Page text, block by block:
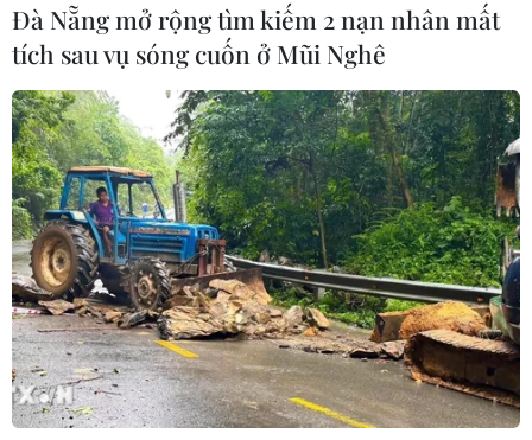
Đà Nẵng mở rộng tìm kiếm 2 nạn nhân mất
tích sau vụ sóng cuốn ở Mũi Nghê